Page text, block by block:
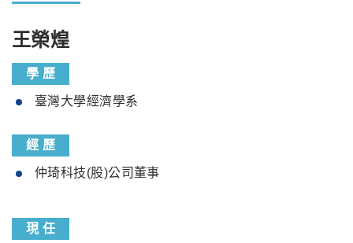
王榮煌
學 歷
臺灣大學經濟學系
經 歷
仲琦科技(股)公司董事
現 任